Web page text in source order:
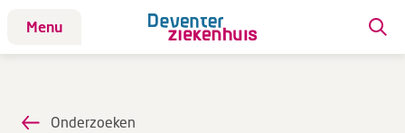
Menu
Patiënt
Onderzoeken